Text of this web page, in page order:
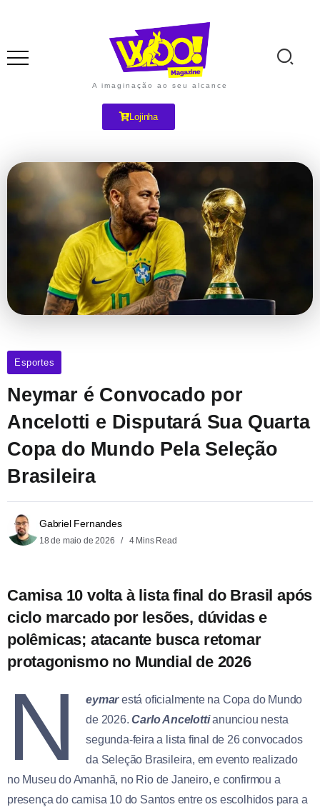
A imaginação ao seu alcance
Lojinha
Esportes
Neymar é Convocado por
Ancelotti e Disputará Sua Quarta
Copa do Mundo Pela Seleção
Brasileira
Gabriel Fernandes
18 de maio de 2026 4 Mins Read
Camisa 10 volta à lista final do Brasil após
ciclo marcado por lesões, dúvidas e
polêmicas; atacante busca retomar
protagonismo no Mundial de 2026
N eymarestá oficialmente na Copa do Mundo
de 2026.Carlo Ancelottianunciou nesta
segunda-feira a lista final de 26 convocados
da Seleção Brasileira, em evento realizado
no Museu do Amanhã, no Rio de Janeiro, e confirmou a
presença do camisa 10 do Santos entre os escolhidos para a